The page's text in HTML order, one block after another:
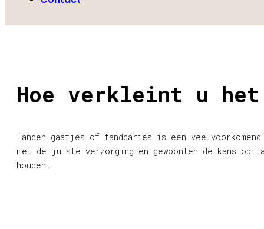
Hoe verkleint u
Tanden gaatjes of tandcariës is een
met de juiste verzorging en gewoonten de kans
houden.